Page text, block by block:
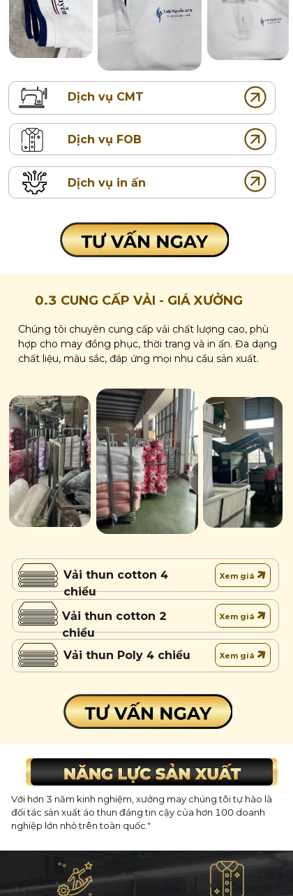
Chúng tôi chuyên cung cấp vải chất lượng cao, phù
hợp cho may đồng phục, thời trang và in ấn. Đa dạng
chất liệu, màu sắc, đáp ứng mọi nhu cầu sản xuất.
Dịch vụ CMT
Dịch vụ FOB
Dịch vụ in ấn
0.3 CUNG CẤP VẢI - GIÁ XƯỞNG
Vải thun cotton 4
chiều
Vải thun cotton 2
chiều
Vải thun Poly 4 chiều
Xem giá
Xem giá
Xem giá
Với hơn 3 năm kinh nghiệm, xưởng may chúng tôi tự hào là
đối tác sản xuất áo thun đáng tin cậy của hơn 100 doanh
nghiệp lớn nhỏ trên toàn quốc."